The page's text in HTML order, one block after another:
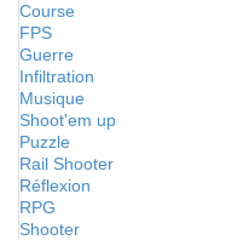
Course
FPS
Guerre
Infiltration
Musique
Shoot'em up
Puzzle
Rail Shooter
Réflexion
RPG
Shooter